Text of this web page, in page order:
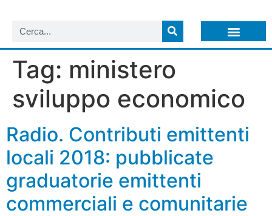
Tag: ministero
sviluppo economico
Radio. Contributi emittenti
locali 2018: pubblicate
graduatorie emittenti
commerciali e comunitarie